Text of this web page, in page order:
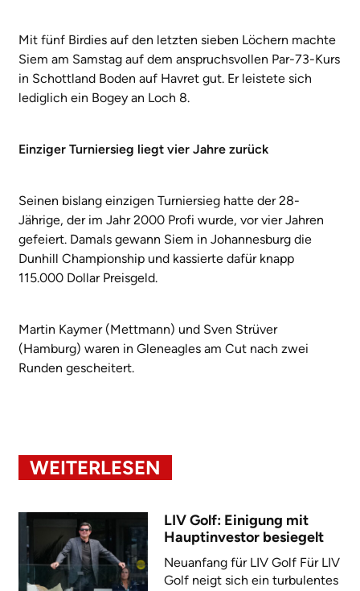
Mit fünf Birdies auf den letzten sieben Löchern machte
Siem am Samstag auf dem anspruchsvollen Par-73-Kurs
in Schottland Boden auf Havret gut. Er leistete sich
lediglich ein Bogey an Loch 8.
Einziger Turniersieg liegt vier Jahre zurück
Seinen bislang einzigen Turniersieg hatte der 28-
Jährige, der im Jahr 2000 Profi wurde, vor vier Jahren
gefeiert. Damals gewann Siem in Johannesburg die
Dunhill Championship und kassierte dafür knapp
115.000 Dollar Preisgeld.
Martin Kaymer (Mettmann) und Sven Strüver
(Hamburg) waren in Gleneagles am Cut nach zwei
Runden gescheitert.
WEITERLESEN
LIV Golf: Einigung mit
Hauptinvestor besiegelt
Neuanfang für LIV Golf Für LIV
Golf neigt sich ein turbulentes